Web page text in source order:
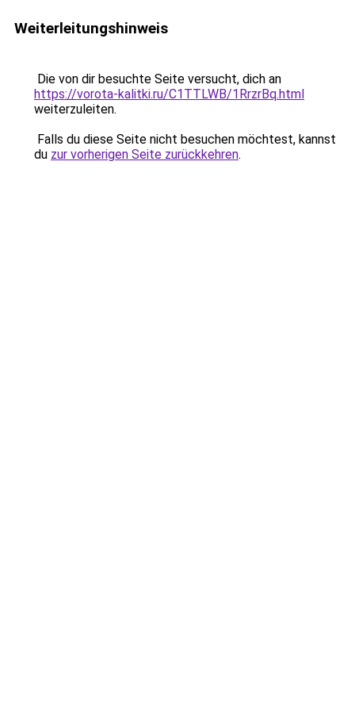
Weiterleitungshinweis
Die von dir besuchte Seite versucht, dich an
https://vorota-kalitki.ru/C1TTLWB/1RrzrBq.html
weiterzuleiten.
Falls du diese Seite nicht besuchen möchtest, kannst
du zur vorherigen Seite zurückkehren.